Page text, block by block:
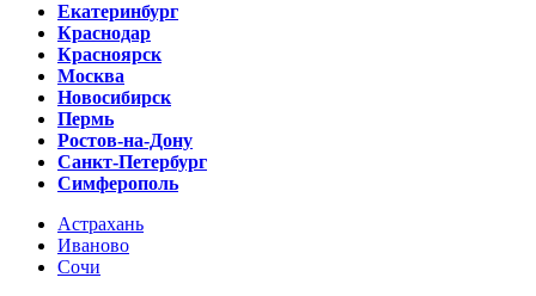
Екатеринбург
Краснодар
Красноярск
Москва
Новосибирск
Пермь
Ростов-на-Дону
Санкт-Петербург
Симферополь
Астрахань
Иваново
Сочи